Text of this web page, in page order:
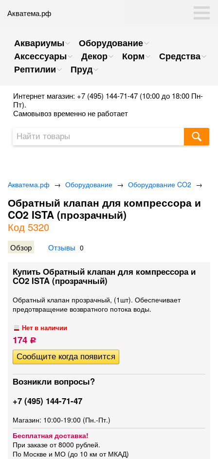
Акватема.рф
Аквариумы
Оборудование
Аксессуары
Декор Корм
Средства
Рептилии
Пруд
Интернет магазин: +7 (495) 144-71-47 (10:00 до 18:00 Пн-
Пт).
Самовывоз временно не работает
Акватема.рф → Оборудование → Оборудование CO2 →
Обратный клапан для компрессора и
CO2 ISTA (прозрачный)
Код 5320
Обзор Отзывы 0
Купить Обратный клапан для компрессора и
CO2 ISTA (прозрачный)
Обратный клапан прозрачный, (1шт). Обеспечивает
предотвращение возвратного потока воды.
Нет в наличии
174 Р
Возникли вопросы?
+7 (495) 144-71-47
Магазин: 10:00-19:00 (Пн.-Пт.)
Бесплатная доставка!
При заказе от 8000 рублей.
По Москве и МО (до 10 км от МКАД)